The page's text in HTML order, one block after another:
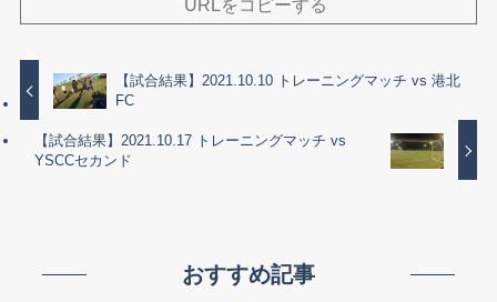
【試合結果】2021.10.10 トレーニングマッチ vs 港北
FC
【試合結果】2021.10.17 トレーニングマッチ vs
YSCCセカンド
おすすめ記事